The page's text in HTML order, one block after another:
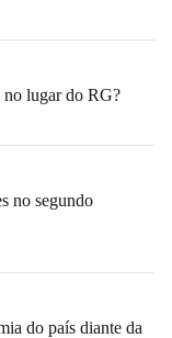
lugar do RG?
no segundo
do país diante da